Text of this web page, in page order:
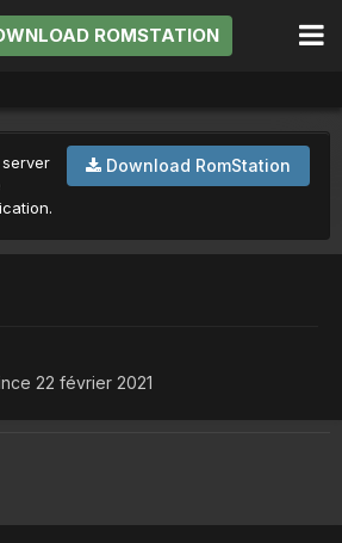
ROMSTATION
Download RomStation
22 février 2021